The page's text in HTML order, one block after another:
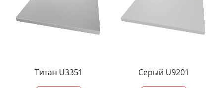
Титан U3351 Серый U9201